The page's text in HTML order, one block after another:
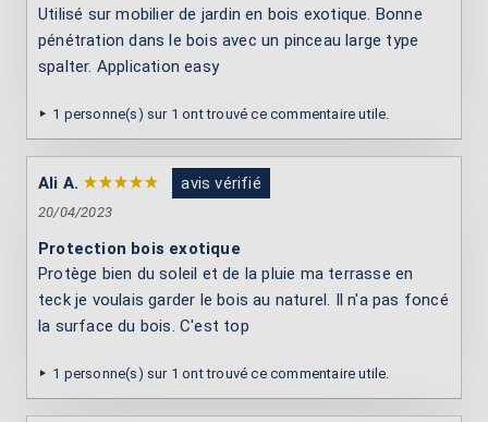
Utilisé sur mobilier de jardin en bois exotique. Bonne
pénétration dans le bois avec un pinceau large type
spalter. Application easy
1 personne(s) sur 1 ont trouvé ce commentaire utile.
Ali A. avis vérifié
20/04/2023
Protection bois exotique
Protège bien du soleil et de la pluie ma terrasse en
teck je voulais garder le bois au naturel. Il n'a pas foncé
la surface du bois. C'est top
1 personne(s) sur 1 ont trouvé ce commentaire utile.